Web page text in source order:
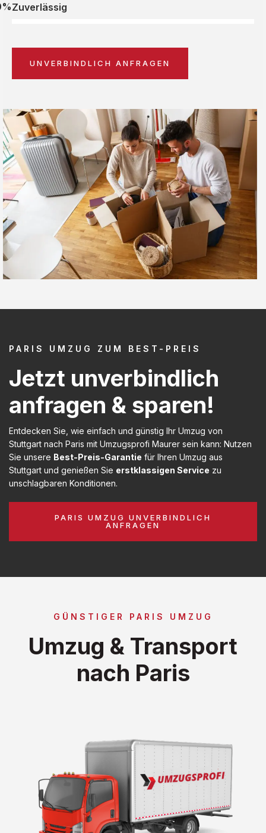
Zuverlässig
UNVERBINDLICH ANFRAGEN
PARIS UMZUG ZUM BEST-PREIS
Jetzt unverbindlich
anfragen & sparen!
Entdecken Sie, wie einfach und günstig Ihr Umzug von
Stuttgart nach Paris mit Umzugsprofi Maurer sein kann: Nutzen
Sie unsere Best-Preis-Garantie für Ihren Umzug aus
Stuttgart und genießen Sie erstklassigen Service zu
unschlagbaren Konditionen.
PARIS UMZUG UNVERBINDLICH
ANFRAGEN
GÜNSTIGER PARIS UMZUG
Umzug & Transport
nach Paris